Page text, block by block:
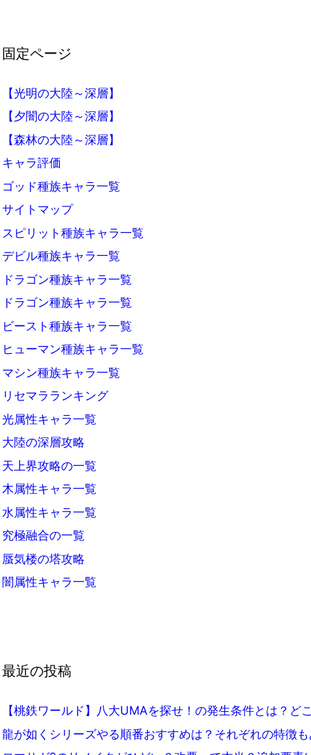
固定ページ
【光明の大陸～深層】
【夕闇の大陸～深層】
【森林の大陸～深層】
キャラ評価
ゴッド種族キャラ一覧
サイトマップ
スピリット種族キャラ一覧
デビル種族キャラ一覧
ドラゴン種族キャラ一覧
ドラゴン種族キャラ一覧
ビースト種族キャラ一覧
ヒューマン種族キャラ一覧
マシン種族キャラ一覧
リセマラランキング
光属性キャラ一覧
大陸の深層攻略
天上界攻略の一覧
木属性キャラ一覧
水属性キャラ一覧
究極融合の一覧
蜃気楼の塔攻略
闇属性キャラ一覧
最近の投稿
【桃鉄ワールド】八大UMAを探せ！の発生条件とは？ど
龍が如くシリーズやる順番おすすめは？それぞれの特徴